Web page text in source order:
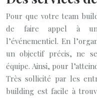
Pour que votre team
de faire appel à
l’événementiel. En
un objectif précis, ne
équipe. Ainsi, pour
Très sollicité par les
building est facile à